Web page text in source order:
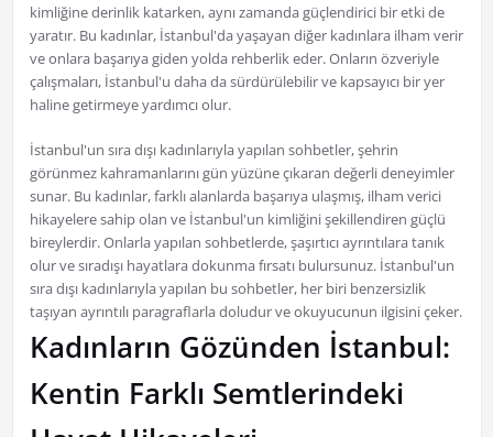
kimliğine derinlik katarken, aynı zamanda güçlendirici bir etki de
yaratır. Bu kadınlar, İstanbul'da yaşayan diğer kadınlara ilham verir
ve onlara başarıya giden yolda rehberlik eder. Onların özveriyle
çalışmaları, İstanbul'u daha da sürdürülebilir ve kapsayıcı bir yer
haline getirmeye yardımcı olur.
İstanbul'un sıra dışı kadınlarıyla yapılan sohbetler, şehrin
görünmez kahramanlarını gün yüzüne çıkaran değerli deneyimler
sunar. Bu kadınlar, farklı alanlarda başarıya ulaşmış, ilham verici
hikayelere sahip olan ve İstanbul'un kimliğini şekillendiren güçlü
bireylerdir. Onlarla yapılan sohbetlerde, şaşırtıcı ayrıntılara tanık
olur ve sıradışı hayatlara dokunma fırsatı bulursunuz. İstanbul'un
sıra dışı kadınlarıyla yapılan bu sohbetler, her biri benzersizlik
taşıyan ayrıntılı paragraflarla doludur ve okuyucunun ilgisini çeker.
Kadınların Gözünden İstanbul:
Kentin Farklı Semtlerindeki